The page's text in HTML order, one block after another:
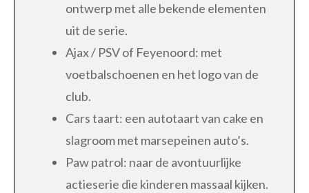
ontwerp met alle bekende elementen
uit de serie.
Ajax / PSV of Feyenoord: met
voetbalschoenen en het logo van de
club.
Cars taart: een autotaart van cake en
slagroom met marsepeinen auto’s.
Paw patrol: naar de avontuurlijke
actieserie die kinderen massaal kijken.